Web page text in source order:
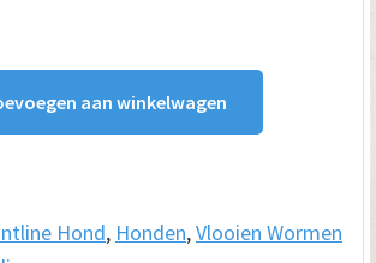
aan winkelwagen
Hond, Honden,Vlooien Wormen